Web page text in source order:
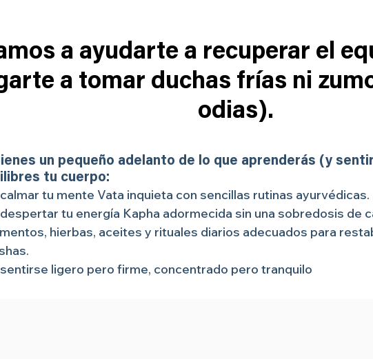
a ayudarte a recuperar el
a tomar duchas frías ni
odias).
un pequeño adelanto de lo que aprenderás (y
tu cuerpo:
tu mente Vata inquieta con sencillas rutinas ayurvédicas.
tu energía Kapha adormecida sin una sobredosis de
hierbas, aceites y rituales diarios adecuados para
ligero pero firme, concentrado pero tranquilo